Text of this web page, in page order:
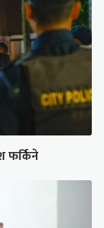
फर्किने